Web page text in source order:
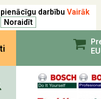
darbību Vairāk